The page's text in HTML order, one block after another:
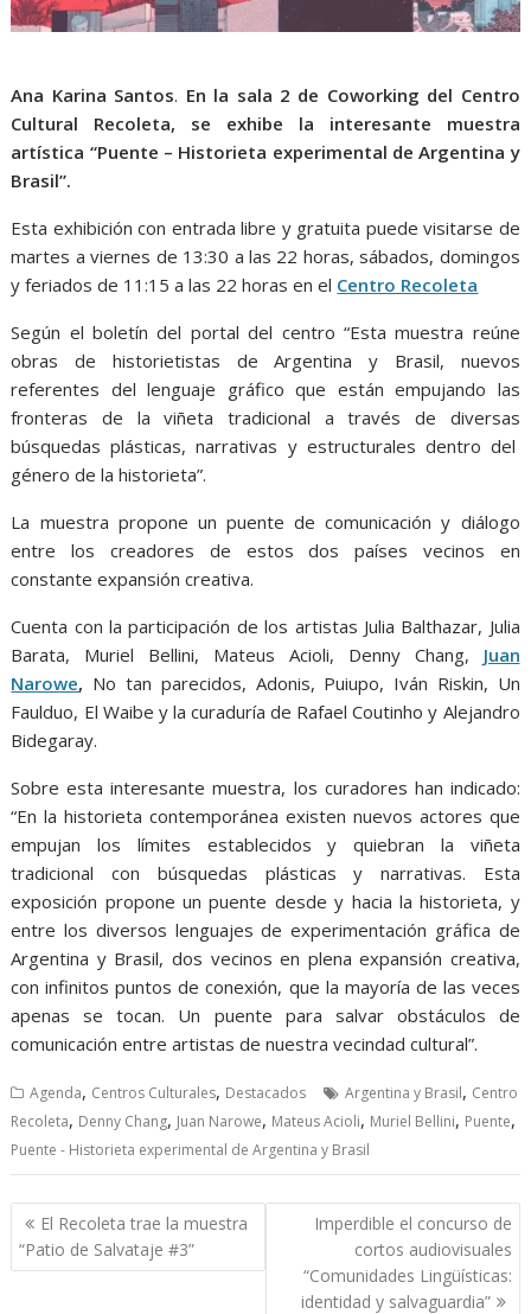
Ana Karina Santos. En la sala 2 de Coworking del Centro
Cultural Recoleta, se exhibe la interesante muestra
artística “Puente – Historieta experimental de Argentina y
Brasil”.
Esta exhibición con entrada libre y gratuita puede visitarse de
martes a viernes de 13:30 a las 22 horas, sábados, domingos
y feriados de 11:15 a las 22 horas en el Centro Recoleta
Según el boletín del portal del centro “Esta muestra reúne
obras de historietistas de Argentina y Brasil, nuevos
referentes del lenguaje gráfico que están empujando las
fronteras de la viñeta tradicional a través de diversas
búsquedas plásticas, narrativas y estructurales dentro del
género de la historieta”.
La muestra propone un puente de comunicación y diálogo
entre los creadores de estos dos países vecinos en
constante expansión creativa.
Cuenta con la participación de los artistas Julia Balthazar, Julia
Barata, Muriel Bellini, Mateus Acioli, Denny Chang, Juan
Narowe, No tan parecidos, Adonis, Puiupo, Iván Riskin, Un
Faulduo, El Waibe y la curaduría de Rafael Coutinho y Alejandro
Bidegaray.
Sobre esta interesante muestra, los curadores han indicado:
“En la historieta contemporánea existen nuevos actores que
empujan los límites establecidos y quiebran la viñeta
tradicional con búsquedas plásticas y narrativas. Esta
exposición propone un puente desde y hacia la historieta, y
entre los diversos lenguajes de experimentación gráfica de
Argentina y Brasil, dos vecinos en plena expansión creativa,
con infinitos puntos de conexión, que la mayoría de las veces
apenas se tocan. Un puente para salvar obstáculos de
comunicación entre artistas de nuestra vecindad cultural”.
Agenda, Centros Culturales, Destacados Argentina y Brasil, Centro
Recoleta, Denny Chang, Juan Narowe, Mateus Acioli, Muriel Bellini, Puente,
Puente - Historieta experimental de Argentina y Brasil
Navegación
de
entradas
El Recoleta trae la muestra
“Patio de Salvataje #3”
Imperdible el concurso de
cortos audiovisuales
“Comunidades Lingüísticas:
identidad y salvaguardia”